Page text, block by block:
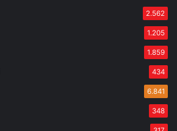
2.562
1.205
1.859
434
6.841
348